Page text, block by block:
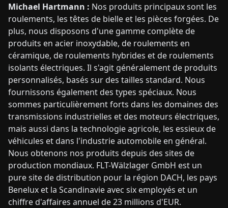
Michael Hartmann : Nos produits principaux sont les
roulements, les têtes de bielle et les pièces forgées. De
plus, nous disposons d'une gamme complète de
produits en acier inoxydable, de roulements en
céramique, de roulements hybrides et de roulements
isolants électriques. Il s'agit généralement de produits
personnalisés, basés sur des tailles standard. Nous
fournissons également des types spéciaux. Nous
sommes particulièrement forts dans les domaines des
transmissions industrielles et des moteurs électriques,
mais aussi dans la technologie agricole, les essieux de
véhicules et dans l'industrie automobile en général.
Nous obtenons nos produits depuis des sites de
production mondiaux. FLT-Wälzlager GmbH est un
pure site de distribution pour la région DACH, les pays
Benelux et la Scandinavie avec six employés et un
chiffre d'affaires annuel de 23 millions d'EUR.